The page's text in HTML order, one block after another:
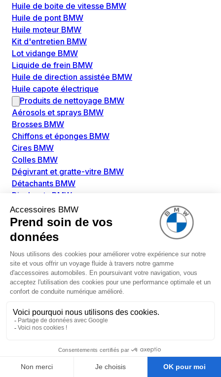
Huile de boite de vitesse BMW
Huile de pont BMW
Huile moteur BMW
Kit d'entretien BMW
Lot vidange BMW
Liquide de frein BMW
Huile de direction assistée BMW
Huile capote électrique
Produits de nettoyage BMW
Aérosols et sprays BMW
Brosses BMW
Chiffons et éponges BMW
Cires BMW
Colles BMW
Dégivrant et gratte-vitre BMW
Détachants BMW
Disolvants BMW
Lubrifiants BMW
Nettoyant intérieur BMW
Nettoyant extérieur BMW
Pièces détachées BMW
Alimentation Carburant BMW
Boitier papillon BMW
Faisceau de câble pour réservoir avec pompe
d'aspiration BMW
Pompe à carburant BMW
Pompe diesel BMW
Bobines d'allumage BMW